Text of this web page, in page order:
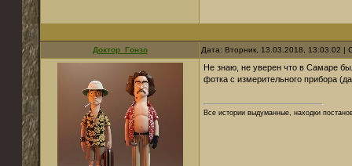
Доктор_Гонзо Дата: Вторник, 13.03.2018, 13:03:02
Не знаю, не уверен что в Самаре
фотка с измерительного прибора
Все истории выдуманные, находки